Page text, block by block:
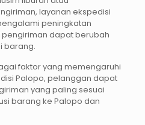
layanan ekspedisi
peningkatan
dapat berubah
barang.
faktor yang memengaruhi
Palopo, pelanggan dapat
yang paling sesuai
barang ke Palopo dan